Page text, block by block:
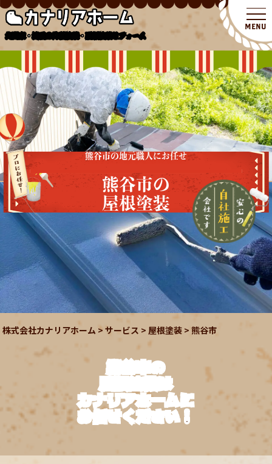
北関東・埼玉の外壁塗装・屋根塗装リフォーム
熊谷市の地元職人にお任せ
熊谷市の
屋根塗装
株式会社カナリアホーム >サービス >屋根塗装 >熊谷市
の
屋根塗装は
カナリアホームに
お任せください！